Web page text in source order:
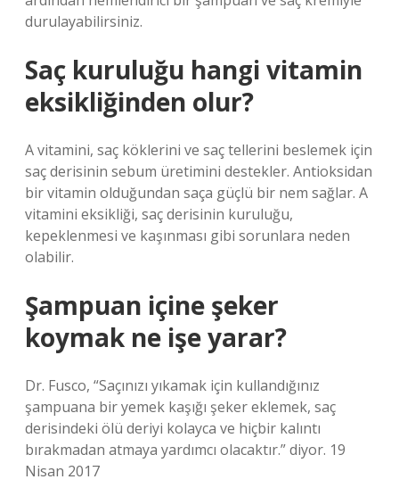
durulayabilirsiniz.
Saç kuruluğu hangi vitamin
eksikliğinden olur?
A vitamini, saç köklerini ve saç tellerini beslemek için
saç derisinin sebum üretimini destekler. Antioksidan
bir vitamin olduğundan saça güçlü bir nem sağlar. A
vitamini eksikliği, saç derisinin kuruluğu,
kepeklenmesi ve kaşınması gibi sorunlara neden
olabilir.
Şampuan içine şeker
koymak ne işe yarar?
Dr. Fusco, “Saçınızı yıkamak için kullandığınız
şampuana bir yemek kaşığı şeker eklemek, saç
derisindeki ölü deriyi kolayca ve hiçbir kalıntı
bırakmadan atmaya yardımcı olacaktır.” diyor. 19
Nisan 2017